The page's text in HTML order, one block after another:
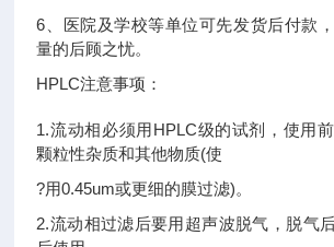
6、医院及学校等单位可先发货后付款
量的后顾之忧。
HPLC注意事项：
1.流动相必须用HPLC级的试剂，使用
颗粒性杂质和其他物质(使
?用0.45um或更细的膜过滤)。
2.流动相过滤后要用超声波脱气，脱气